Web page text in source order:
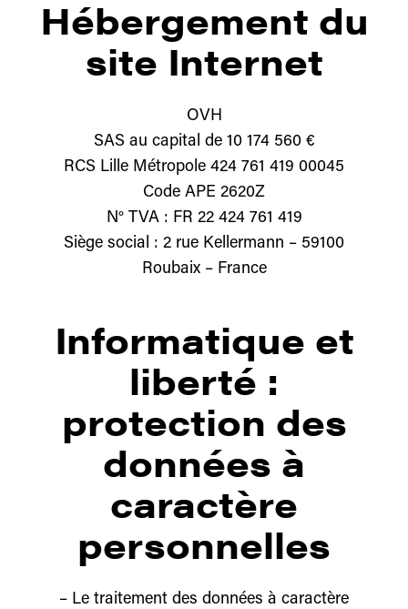
Hébergement du
site Internet
OVH
SAS au capital de 10 174 560 €
RCS Lille Métropole 424 761 419 00045
Code APE 2620Z
N° TVA : FR 22 424 761 419
Siège social : 2 rue Kellermann – 59100
Roubaix – France
Informatique et
liberté :
protection des
données à
caractère
personnelles
– Le traitement des données à caractère